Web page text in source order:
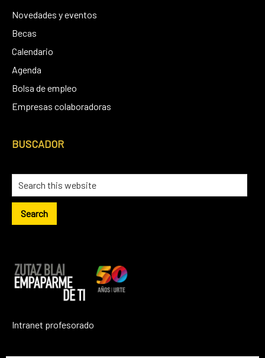
Novedades y eventos
Becas
Calendario
Agenda
Bolsa de empleo
Empresas colaboradoras
BUSCADOR
Intranet profesorado